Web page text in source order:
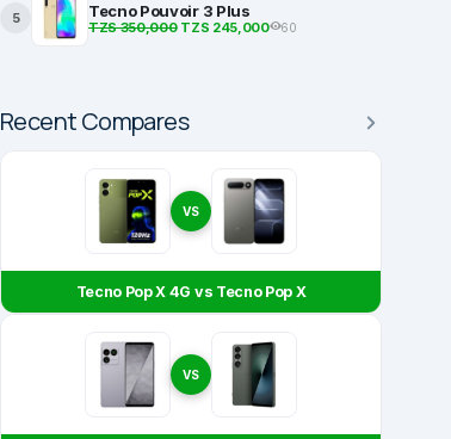
5 Tecno Pouvoir 3 Plus
TZS 350,000TZS 245,000 60
Recent Compares
VS
Tecno Pop X 4G vs Tecno Pop X
VS